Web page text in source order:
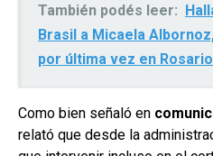
También podés leer:
Brasil a Micaela
por última vez en Rosario
Como bien señaló en
relató que desde la